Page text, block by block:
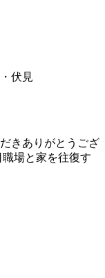
伏見
きありがとうござ
場と家を往復す